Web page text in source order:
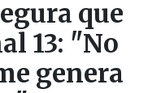
que
13: "No
genera